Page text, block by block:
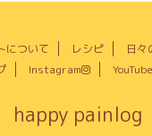
について レシピ 日々
Instagram YouTube
happy painlog